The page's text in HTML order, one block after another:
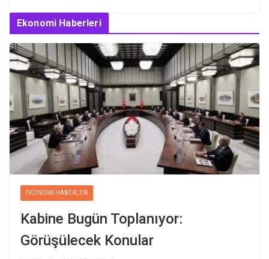
Ekonomi Haberleri
EKONOMI HABERLERI
Kabine Bugün Toplanıyor:
Görüşülecek Konular